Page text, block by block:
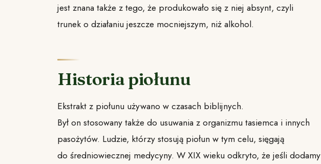
jest znana także z tego, że produkowało się z niej absynt, czyli
trunek o działaniu jeszcze mocniejszym, niż alkohol.
Historia piołunu
Ekstrakt z piołunu używano w czasach biblijnych.
Był on stosowany także do usuwania z organizmu tasiemca i innych
pasożytów. Ludzie, którzy stosują piołun w tym celu, sięgają
do średniowiecznej medycyny. W XIX wieku odkryto, że jeśli dodamy